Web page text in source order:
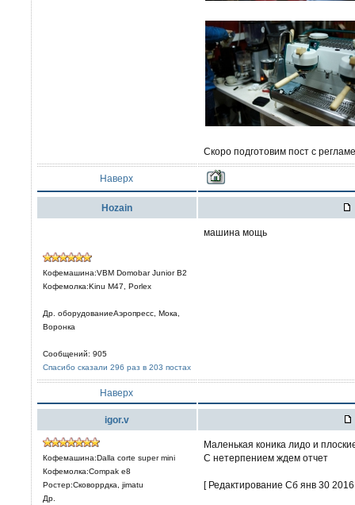
Скоро подготовим пост с
Наверх
Hozain
Кофемашина:VBM Domobar Junior B2
Кофемолка:Kinu M47, Porlex
Др. оборудованиеАэропресс, Мока,
Воронка
Сообщений: 905
Спасибо сказали 296 раз в 203 постах
машина мощь
Наверх
igor.v
Кофемашина:Dalla corte super mini
Кофемолка:Compak e8
Ростер:Сковоррдка, jimatu
Др.
Маленькая коника лидо и
С нетерпением ждем отчет
[ Редактирование Сб янв 30